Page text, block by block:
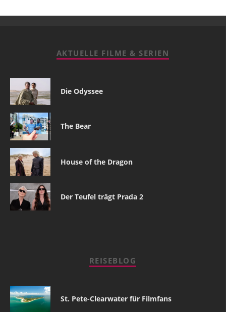
AKTUELLE FILME & SERIEN
Die Odyssee
The Bear
House of the Dragon
Der Teufel trägt Prada 2
REISEBLOG
St. Pete-Clearwater für Filmfans